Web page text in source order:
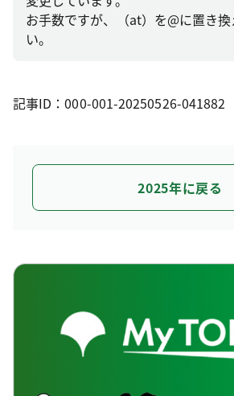
お手数ですが、（at）を@に置き
い。
記事ID：000-001-20250526-041882
2025年に戻る